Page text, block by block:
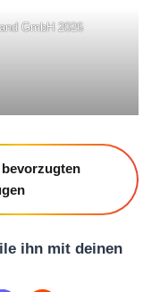
GmbH 2026
ihn mit deinen